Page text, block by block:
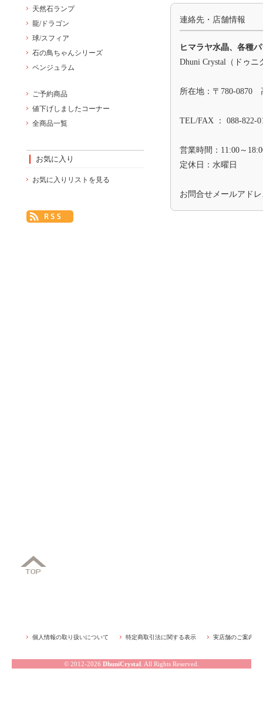
連絡先・店舗情報
ヒマラヤ水晶、各種
Dhuni Crystal（ドゥニ
所在地：〒780-0870
TEL/FAX ： 088-822-
営業時間：11:00～
定休日：水曜日
お問合せメールアド
天然石ランプ
龍/ドラゴン
球/スフィア
石の鳥ちゃんシリーズ
ペンジュラム
ご予約商品
値下げしましたコーナー
全商品一覧
お気に入り
お気に入りリストを見る
個人情報の取り扱いについて 特定商取引法に関する表示 実店舗のご案内
© 2012-2026 DhuniCrystal . All Rights Reserved.